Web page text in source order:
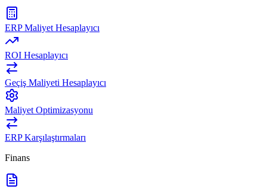
ERP Maliyet Hesaplayıcı
ROI Hesaplayıcı
Geçiş Maliyeti Hesaplayıcı
Maliyet Optimizasyonu
ERP Karşılaştırmaları
Finans